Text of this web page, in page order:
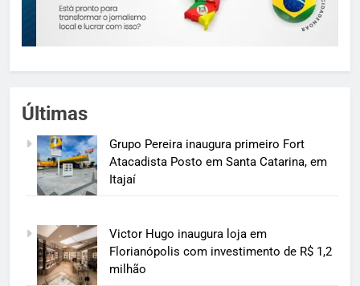
Últimas
Grupo Pereira inaugura primeiro Fort
Atacadista Posto em Santa Catarina, em
Itajaí
Victor Hugo inaugura loja em
Florianópolis com investimento de R$ 1,2
milhão